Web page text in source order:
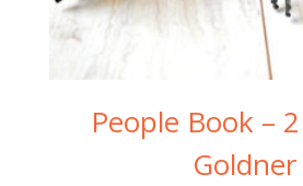
People Book –
Goldner